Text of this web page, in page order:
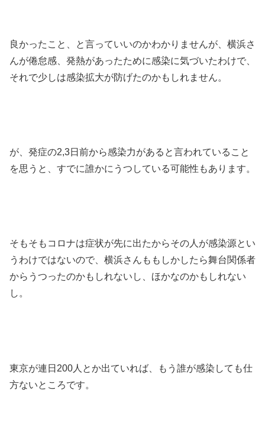
良かったこと、と言っていいのかわかりませんが、横浜さ
んが倦怠感、発熱があったために感染に気づいたわけで、
それで少しは感染拡大が防げたのかもしれません。
が、発症の2,3日前から感染力があると言われていること
を思うと、すでに誰かにうつしている可能性もあります。
そもそもコロナは症状が先に出たからその人が感染源とい
うわけではないので、横浜さんももしかしたら舞台関係者
からうつったのかもしれないし、ほかなのかもしれない
し。
東京が連日200人とか出ていれば、もう誰が感染しても仕
方ないところです。